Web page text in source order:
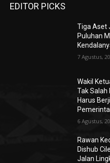
EDITOR PICKS
Tiga Aset
Puluhan
7 Agustus,
Wakil
Tak Salah
Harus
6 Agustus,
Rawan
Dishub
Jalan